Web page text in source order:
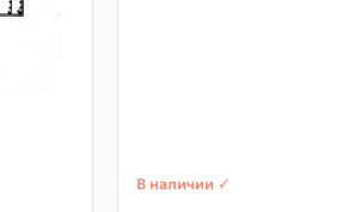
В наличии ✓